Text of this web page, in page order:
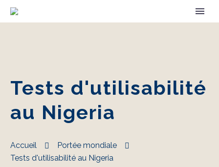
Tests d'utilisabilité
au Nigeria
Accueil
Portée mondiale
Tests d'utilisabilité au Nigeria